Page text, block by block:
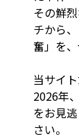
その鮮
チから
奮」を
当サイ
2026年
をお見
さい。